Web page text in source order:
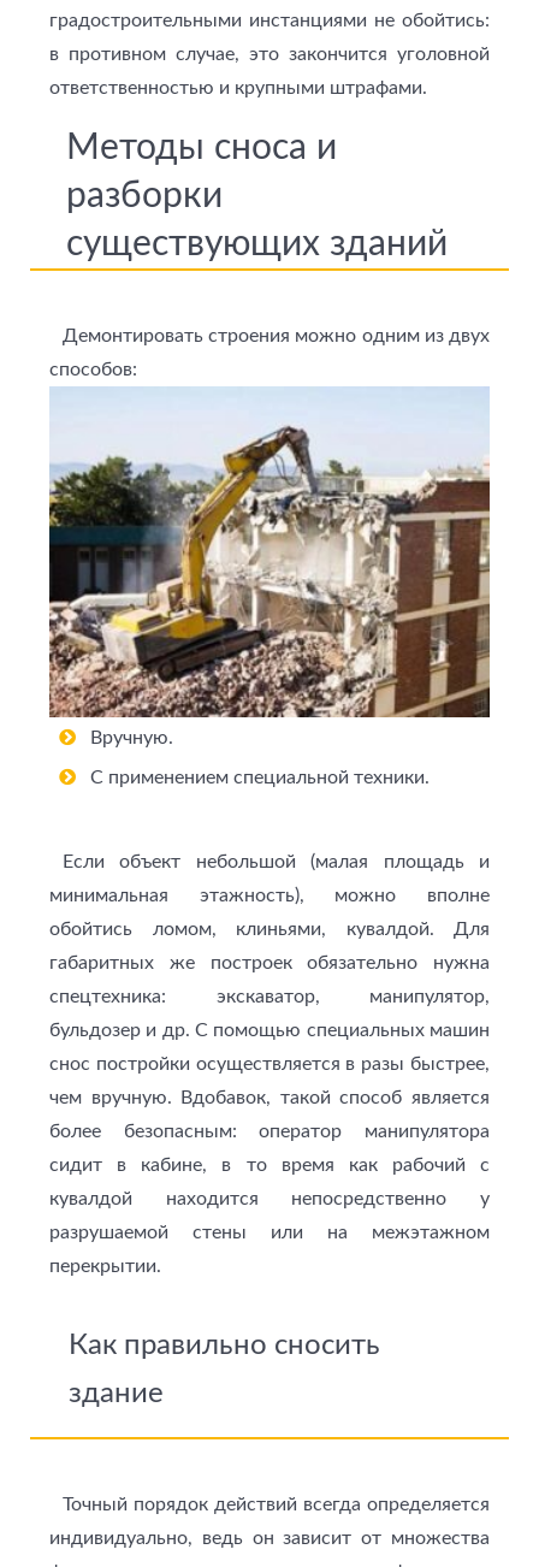
градостроительными инстанциями не обойтись:
в противном случае, это закончится уголовной
ответственностью и крупными штрафами.
Методы сноса и
разборки
существующих зданий
Демонтировать строения можно одним из двух
способов:
Вручную.
С применением специальной техники.
Если объект небольшой (малая площадь и
минимальная этажность), можно вполне
обойтись ломом, клиньями, кувалдой. Для
габаритных же построек обязательно нужна
спецтехника: экскаватор, манипулятор,
бульдозер и др. С помощью специальных машин
снос постройки осуществляется в разы быстрее,
чем вручную. Вдобавок, такой способ является
более безопасным: оператор манипулятора
сидит в кабине, в то время как рабочий с
кувалдой находится непосредственно у
разрушаемой стены или на межэтажном
перекрытии.
Как правильно сносить
здание
Точный порядок действий всегда определяется
индивидуально, ведь он зависит от множества